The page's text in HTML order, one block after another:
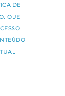
DE
QUE